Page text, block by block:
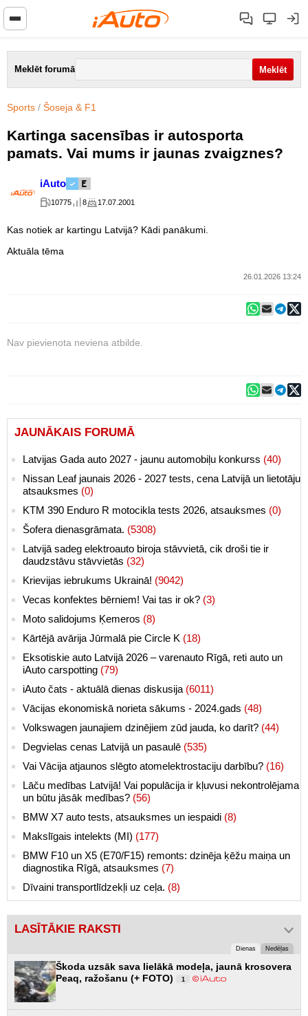
Meklēt forumā
Sports / Šoseja & F1
Kartinga sacensības ir autosporta
pamats. Vai mums ir jaunas zvaigznes?
iAuto
10775 8 17.07.2001
Kas notiek ar kartingu Latvijā? Kādi panākumi.
Aktuāla tēma
26.01.2026 13:24
Nav pievienota neviena atbilde.
JAUNĀKAIS FORUMĀ
Latvijas Gada auto 2027 - jaunu automobiļu konkurss (40)
Nissan Leaf jaunais 2026 - 2027 tests, cena Latvijā un lietotāju
atsauksmes (0)
KTM 390 Enduro R motocikla tests 2026, atsauksmes (0)
Šofera dienasgrāmata. (5308)
Latvijā sadeg elektroauto biroja stāvvietā, cik droši tie ir
daudzstāvu stāvvietās (32)
Krievijas iebrukums Ukrainā! (9042)
Vecas konfektes bērniem! Vai tas ir ok? (3)
Moto salidojums Ķemeros (8)
Kārtējā avārija Jūrmalā pie Circle K (18)
Eksotiskie auto Latvijā 2026 – varenauto Rīgā, reti auto un
iAuto carspotting (79)
iAuto čats - aktuālā dienas diskusija (6011)
Vācijas ekonomiskā norieta sākums - 2024.gads (48)
Volkswagen jaunajiem dzinējiem zūd jauda, ko darīt? (44)
Degvielas cenas Latvijā un pasaulē (535)
Vai Vācija atjaunos slēgto atomelektrostaciju darbību? (16)
Lāču medības Latvijā! Vai populācija ir kļuvusi nekontrolējama
un būtu jāsāk medības? (56)
BMW X7 auto tests, atsauksmes un iespaidi (8)
Makslīgais intelekts (MI) (177)
BMW F10 un X5 (E70/F15) remonts: dzinēja ķēžu maiņa un
diagnostika Rīgā, atsauksmes (7)
Dīvaini transportlīdzekļi uz ceļa. (8)
LASĪTĀKIE RAKSTI
Dienas Nedēļas
Škoda uzsāk sava lielākā modeļa, jaunā krosovera
Peaq, ražošanu (+ FOTO)
1